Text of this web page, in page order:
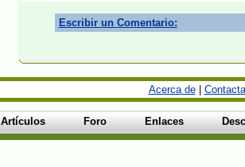
Escribir un Comentario:
Acerca de|
Artículos Foro Enlaces